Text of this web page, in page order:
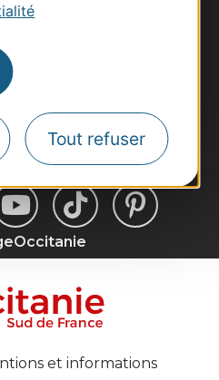
Tout refuser
d'information
recevoir des
visites et de sorties.
et informations